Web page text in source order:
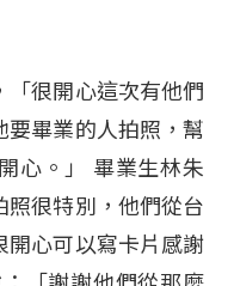
「很開心這次有他們
要畢業的人拍照，幫
心。」 畢業生林朱
照很特別，他們從台
開心可以寫卡片感謝